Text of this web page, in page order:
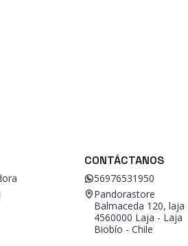
CONTÁCTANOS
56976531950
Pandorastore
Balmaceda 120, laja
4560000 Laja - Laja
Biobío - Chile